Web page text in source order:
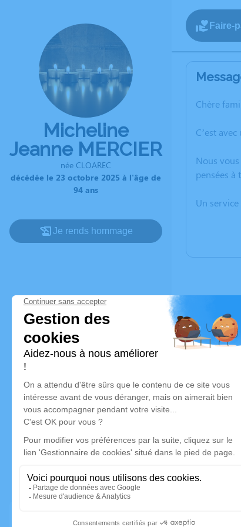
Micheline
Jeanne MERCIER
née CLOAREC
décédée le 23 octobre 2025 à l'âge de
94 ans
Je rends hommage
Faire-
Chère
C’est
Nous
pensées à
Un
Activez
Recevoir
Je